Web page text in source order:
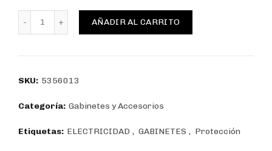
original
era:
actual
es:
Peine de conexión 1P 2.0*7mm 13 polos cantidad
AÑADIR AL CARRITO
SKU: 5356013
Categoría: Gabinetes y Accesorios
Etiquetas: ELECTRICIDAD , GABINETES , Protección